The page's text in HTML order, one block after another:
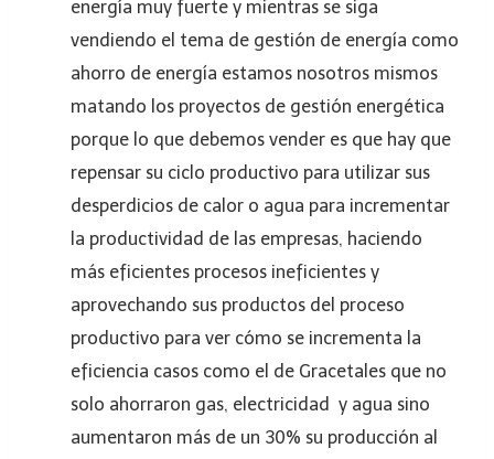
energía muy fuerte y mientras se siga
vendiendo el tema de gestión de energía como
ahorro de energía estamos nosotros mismos
matando los proyectos de gestión energética
porque lo que debemos vender es que hay que
repensar su ciclo productivo para utilizar sus
desperdicios de calor o agua para incrementar
la productividad de las empresas, haciendo
más eficientes procesos ineficientes y
aprovechando sus productos del proceso
productivo para ver cómo se incrementa la
eficiencia casos como el de Gracetales que no
solo ahorraron gas, electricidad y agua sino
aumentaron más de un 30% su producción al